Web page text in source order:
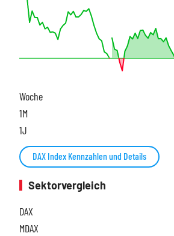
Woche
1M
1J
DAX Index Kennzahlen und Details
Sektorvergleich
DAX
MDAX